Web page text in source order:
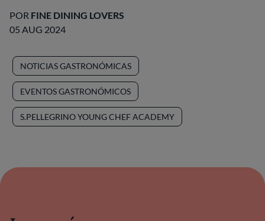
POR FINE DINING LOVERS
05 AUG 2024
NOTICIAS GASTRONÓMICAS
EVENTOS GASTRONÓMICOS
S.PELLEGRINO YOUNG CHEF ACADEMY